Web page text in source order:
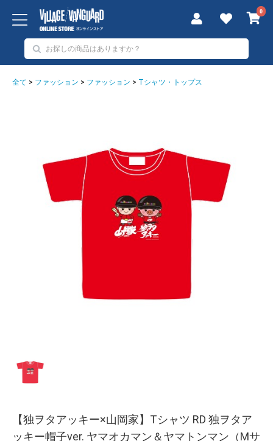
0
全て > ファッション > ファッション > Tシャツ・トップス
【独ヲタアッキー×山岡家】Tシャツ RD 独ヲタア
ッキー帽子ver. ヤマオカマン＆ヤマトンマン（Mサ